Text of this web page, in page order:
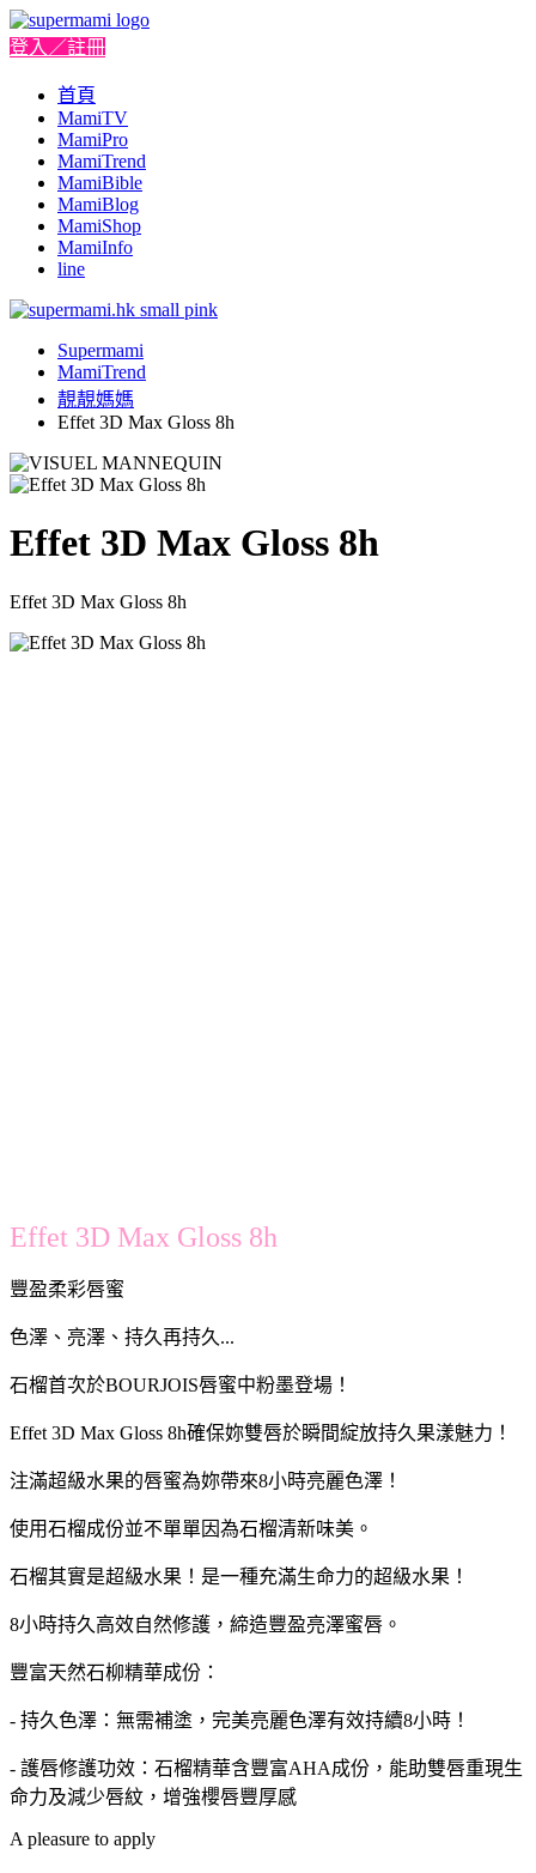
登入／註冊
首頁
MamiTV
MamiPro
MamiTrend
MamiBible
MamiBlog
MamiShop
MamiInfo
line
Supermami
MamiTrend
靚靚媽媽
Effet 3D Max Gloss 8h
Effet 3D Max Gloss 8h
Effet 3D Max Gloss 8h
Effet 3D Max Gloss 8h
豐盈柔彩唇蜜
色澤、亮澤、持久再持久...
石榴首次於BOURJOIS唇蜜中粉墨登場！
Effet 3D Max Gloss 8h確保妳雙唇於瞬間綻放持久果漾魅力！
注滿超級水果的唇蜜為妳帶來8小時亮麗色澤！
使用石榴成份並不單單因為石榴清新味美。
石榴其實是超級水果！是一種充滿生命力的超級水果！
8小時持久高效自然修護，締造豐盈亮澤蜜唇。
豐富天然石柳精華成份：
- 持久色澤：無需補塗，完美亮麗色澤有效持續8小時！
- 護唇修護功效：石榴精華含豐富AHA成份，能助雙唇重現生
命力及減少唇紋，增強櫻唇豐厚感
A pleasure to apply